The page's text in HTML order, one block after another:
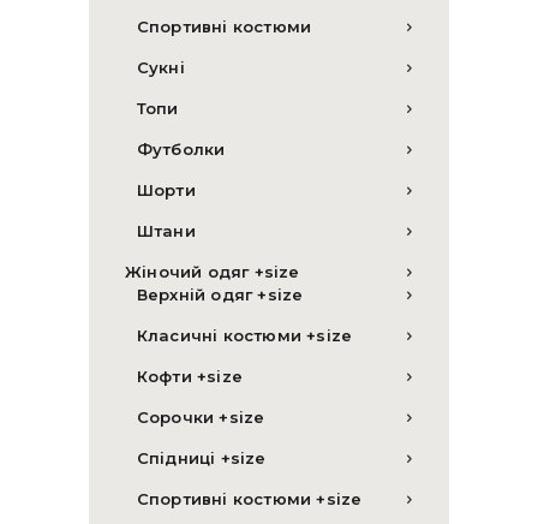
Спортивні костюми
Сукні
Топи
Футболки
Шорти
Штани
Жіночий одяг +size
Верхній одяг +size
Класичні костюми +size
Кофти +size
Сорочки +size
Спідниці +size
Спортивні костюми +size